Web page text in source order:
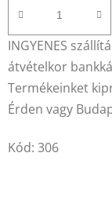
ből
4,4
csillag.
INGYENES
átvételkor
Termékeinket
Érden vagy
Kód: 306